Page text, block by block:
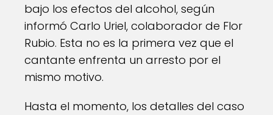
bajo los efectos del alcohol, según
informó Carlo Uriel, colaborador de Flor
Rubio. Esta no es la primera vez que el
cantante enfrenta un arresto por el
mismo motivo.
Hasta el momento, los detalles del caso